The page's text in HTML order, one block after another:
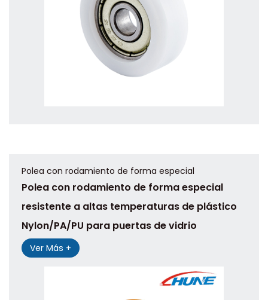
Polea con rodamiento de forma especial
Polea con rodamiento de forma especial
resistente a altas temperaturas de plástico
Nylon/PA/PU para puertas de vidrio
Ver Más +